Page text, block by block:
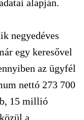
alapján.
negyedéves
egy keresővel
az ügyfél
nettó 273 700
15 millió
a